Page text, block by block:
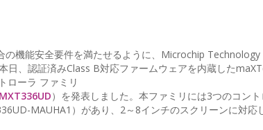
機能安全要件を満たせるように、Microchip Technology
、認証済みClass B対応ファームウェアを内蔵した
ローラ ファミリ
）を発表しました。本ファミリには3つのコント
MAUHA1）があり、2～8インチのスクリーンに対応